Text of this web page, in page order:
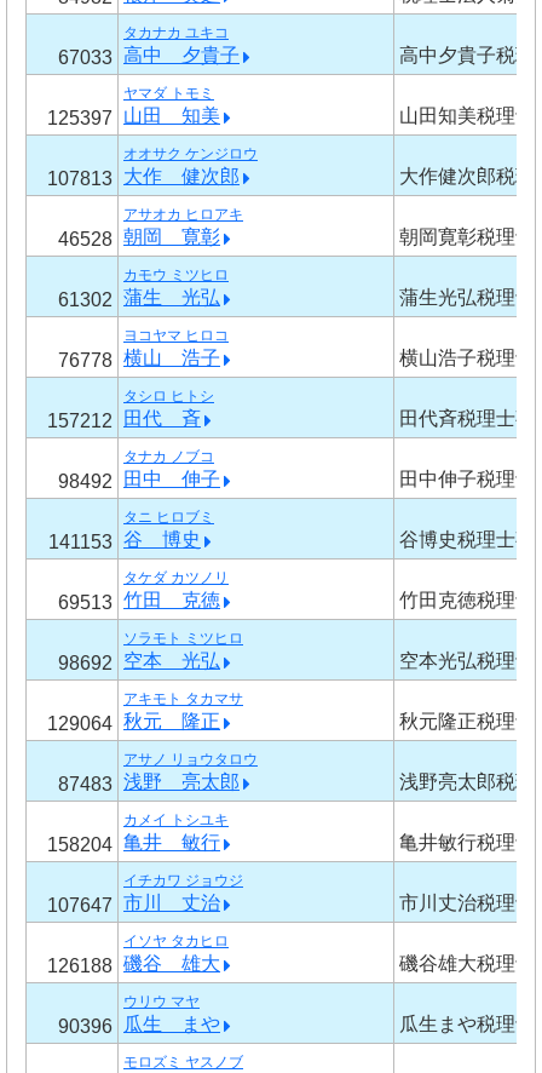
67033
タカナカ ユキコ
高中 夕貴子 高中夕貴子税理
125397
ヤマダ トモミ
山田 知美 山田知美税理士
107813
オオサク ケンジロウ
大作 健次郎 大作健次郎税理
46528
アサオカ ヒロアキ
朝岡 寛彰 朝岡寛彰税理士
61302
カモウ ミツヒロ
蒲生 光弘 蒲生光弘税理士
76778
ヨコヤマ ヒロコ
横山 浩子 横山浩子税理士
157212
タシロ ヒトシ
田代 斉 田代斉税理士事
98492
タナカ ノブコ
田中 伸子 田中伸子税理士
141153
タニ ヒロブミ
谷 博史 谷博史税理士事
69513
タケダ カツノリ
竹田 克徳 竹田克徳税理士
98692
ソラモト ミツヒロ
空本 光弘 空本光弘税理士
129064
アキモト タカマサ
秋元 隆正 秋元隆正税理士
87483
アサノ リョウタロウ
浅野 亮太郎 浅野亮太郎税理
158204
カメイ トシユキ
亀井 敏行 亀井敏行税理士
107647
イチカワ ジョウジ
市川 丈治 市川丈治税理士
126188
イソヤ タカヒロ
磯谷 雄大 磯谷雄大税理士
90396
ウリウ マヤ
瓜生 まや 瓜生まや税理士
モロズミ ヤスノブ